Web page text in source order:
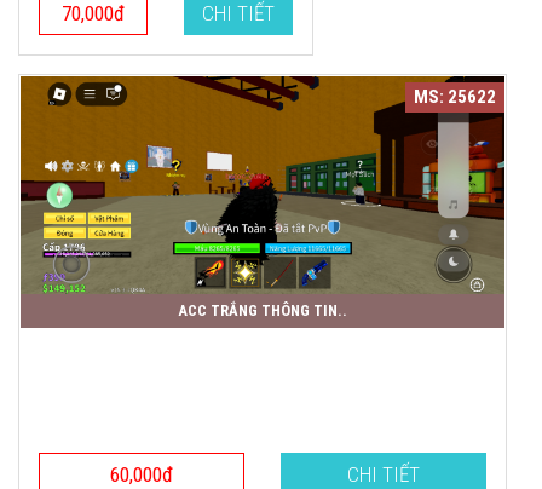
70,000đ CHI TIẾT
MS: 25622
ACC TRẮNG THÔNG TIN..
60,000đ CHI TIẾT